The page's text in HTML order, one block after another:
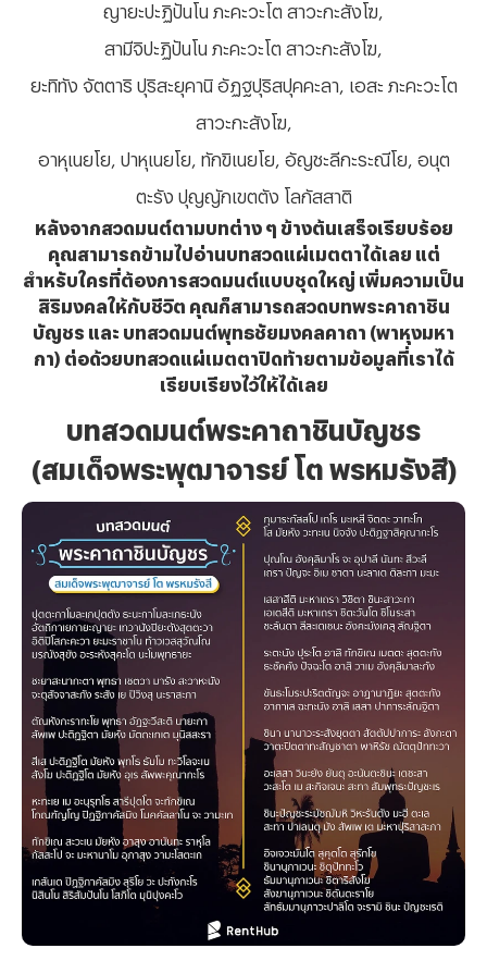
ญายะปะฏิปันโน ภะคะวะโต สาวะกะสังโฆ,
สามีจิปะฏิปันโน ภะคะวะโต สาวะกะสังโฆ,
ยะทิทัง จัตตาริ ปุริสะยุคานิ อัฏฐปุริสปุคคะลา, เอสะ ภะคะวะโต
สาวะกะสังโฆ,
อาหุเนยโย, ปาหุเนยโย, ทักขิเนยโย, อัญชะลีกะระณีโย, อนุต
ตะรัง ปุญญักเขตตัง โลกัสสาติ
หลังจากสวดมนต์ตามบทต่าง ๆ ข้างต้นเสร็จเรียบร้อย
คุณสามารถข้ามไปอ่านบทสวดแผ่เมตตาได้เลย แต่
สำหรับใครที่ต้องการสวดมนต์แบบชุดใหญ่ เพิ่มความเป็น
สิริมงคลให้กับชีวิต คุณก็สามารถสวดบทพระคาถาชิน
บัญชร และ บทสวดมนต์พุทธชัยมงคลคาถา (พาหุงมหา
กา) ต่อด้วยบทสวดแผ่เมตตาปิดท้ายตามข้อมูลที่เราได้
เรียบเรียงไว้ให้ได้เลย
บทสวดมนต์พระคาถาชินบัญชร
(สมเด็จพระพุฒาจารย์ โต พรหมรังสี)